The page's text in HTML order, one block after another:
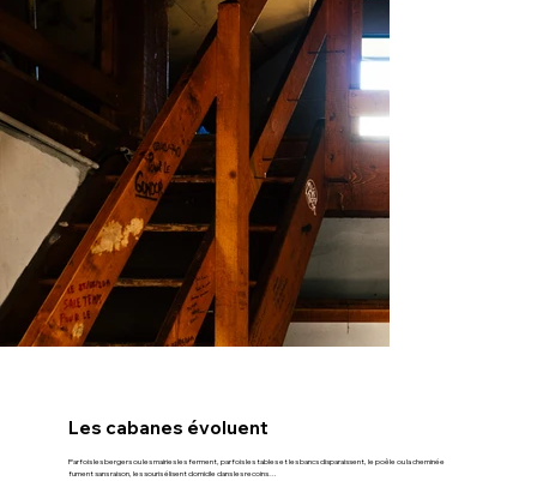
Les cabanes évoluent
Parfois les bergers ou les mairies les ferment, parfois les tables et les bancs disparaissent, le poêle ou la cheminée
fument sans raison, les souris élisent domicile dans les recoins…